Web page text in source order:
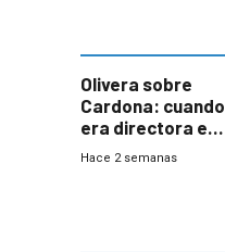
Olivera sobre
Cardona: cuando
era directora en
UTE “no era muy
Hace 2 semanas